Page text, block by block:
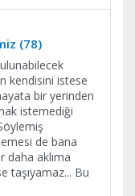
(78)
kendisini istese
bir yerinden
istemediği
de bana
daha aklıma
taşıyamaz... Bu